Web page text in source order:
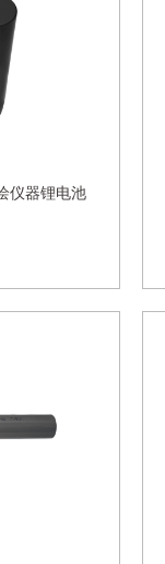
仪器锂电池